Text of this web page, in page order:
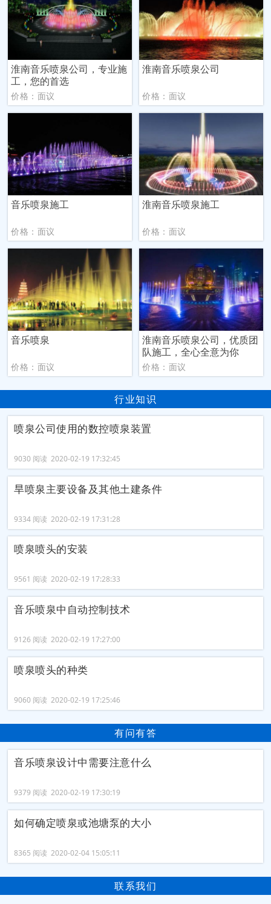
淮南音乐喷泉公司，专业施
工，您的首选
价格：面议
淮南音乐喷泉公司
价格：面议
音乐喷泉施工
价格：面议
淮南音乐喷泉施工
价格：面议
音乐喷泉
价格：面议
淮南音乐喷泉公司，优质团
队施工，全心全意为你
价格：面议
行业知识
喷泉公司使用的数控喷泉装置
9030 阅读 2020-02-19 17:32:45
旱喷泉主要设备及其他土建条件
9334 阅读 2020-02-19 17:31:28
喷泉喷头的安装
9561 阅读 2020-02-19 17:28:33
音乐喷泉中自动控制技术
9126 阅读 2020-02-19 17:27:00
喷泉喷头的种类
9060 阅读 2020-02-19 17:25:46
有问有答
音乐喷泉设计中需要注意什么
9379 阅读 2020-02-19 17:30:19
如何确定喷泉或池塘泵的大小
8365 阅读 2020-02-04 15:05:11
联系我们